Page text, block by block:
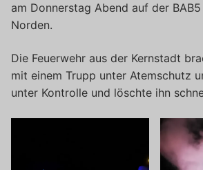
am Donnerstag Abend auf der
Norden.
Die Feuerwehr aus der Kernstadt
mit einem Trupp unter Atemschutz
unter Kontrolle und löschte ihn